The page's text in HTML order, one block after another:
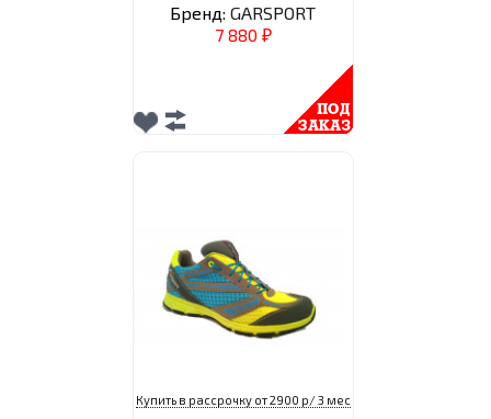
Бренд: GARSPORT
7 880 ₽
Купить в рассрочку от 2900 р/ 3 мес